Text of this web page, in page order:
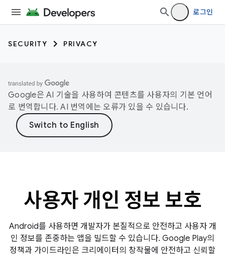
로그인
SECURITY PRIVACY
Google은 AI 기술을 사용하여 콘텐츠를 사용자의 기본 언어
로 번역합니다. AI 번역에는 오류가 있을 수 있습니다.
사용자 개인 정보 보호
Android를 사용하면 개발자가 본질적으로 안전하고 사용자 개
인 정보를 존중하는 앱을 빌드할 수 있습니다. Google Play의
정책과 가이드라인은 크리에이터의 창작물에 안전하고 신뢰할